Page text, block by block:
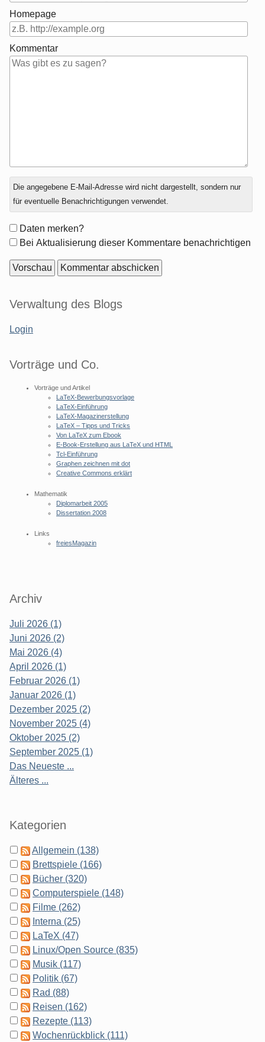
Homepage
Kommentar
Antwort
zu
Die angegebene E-Mail-Adresse wird nicht dargestellt, sondern nur
für eventuelle Benachrichtigungen verwendet.
Formular-
Optionen
Daten merken?
Bei Aktualisierung dieser Kommentare benachrichtigen
Seitenleiste
Verwaltung des Blogs
Login
Vorträge und Co.
Vorträge und Artikel
LaTeX-Bewerbungsvorlage
LaTeX-Einführung
LaTeX-Magazinerstellung
LaTeX – Tipps und Tricks
Von LaTeX zum Ebook
E-Book-Erstellung aus LaTeX und HTML
Tcl-Einführung
Graphen zeichnen mit dot
Creative Commons erklärt
Mathematik
Diplomarbeit 2005
Dissertation 2008
Links
freiesMagazin
Archiv
Juli 2026 (1)
Juni 2026 (2)
Mai 2026 (4)
April 2026 (1)
Februar 2026 (1)
Januar 2026 (1)
Dezember 2025 (2)
November 2025 (4)
Oktober 2025 (2)
September 2025 (1)
Das Neueste ...
Älteres ...
Kategorien
Allgemein (138)
Brettspiele (166)
Bücher (320)
Computerspiele (148)
Filme (262)
Interna (25)
LaTeX (47)
Linux/Open Source (835)
Musik (117)
Politik (67)
Rad (88)
Reisen (162)
Rezepte (113)
Wochenrückblick (111)